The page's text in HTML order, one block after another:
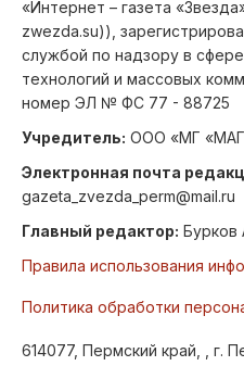
«Интернет – газета
zwezda.su)),
службой по надзору в
технологий и массовых
номер ЭЛ № ФС 77 - 88725
Учредитель: ООО «МГ
Электронная почта
gazeta_zvezda_perm@mail.ru
Главный редактор: Бурков
Правила использования
Политика обработки
614077, Пермский край, , г.